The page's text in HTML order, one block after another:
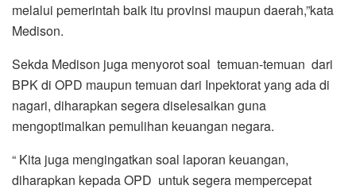
melalui pemerintah baik itu provinsi maupun daerah,”kata
Medison.
Sekda Medison juga menyorot soal temuan-temuan dari
BPK di OPD maupun temuan dari Inpektorat yang ada di
nagari, diharapkan segera diselesaikan guna
mengoptimalkan pemulihan keuangan negara.
“ Kita juga mengingatkan soal laporan keuangan,
diharapkan kepada OPD untuk segera mempercepat